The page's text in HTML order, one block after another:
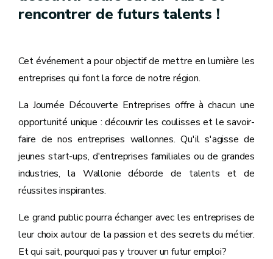
rencontrer de futurs talents !
Cet événement a pour objectif de mettre en lumière les
entreprises qui font la force de notre région.
La Journée Découverte Entreprises offre à chacun une
opportunité unique : découvrir les coulisses et le savoir-
faire de nos entreprises wallonnes. Qu'il s'agisse de
jeunes start-ups, d'entreprises familiales ou de grandes
industries, la Wallonie déborde de talents et de
réussites inspirantes.
Le grand public pourra échanger avec les entreprises de
leur choix autour de la passion et des secrets du métier.
Et qui sait, pourquoi pas y trouver un futur emploi?